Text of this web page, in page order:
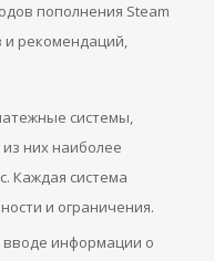
пополнения Steam
и рекомендаций,
системы,
них наиболее
Каждая система
и ограничения.
информации о